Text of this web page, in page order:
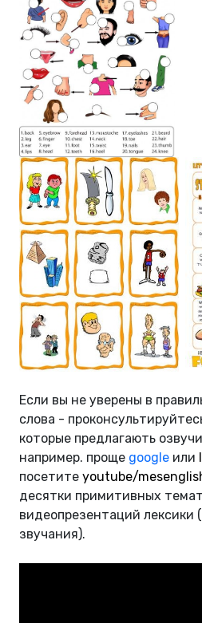
Если вы не уверены в
слова -
которые предлагають
например. проще google или
посетите youtube/
десятки примитивных
видеопрезентаций лексики
звучания).